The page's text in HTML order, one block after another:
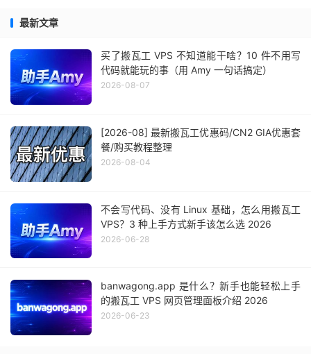
最新文章
买了搬瓦工 VPS 不知道能干啥？10 件不用写
代码就能玩的事（用 Amy 一句话搞定）
2026-08-07
[2026-08] 最新搬瓦工优惠码/CN2 GIA优惠套
餐/购买教程整理
2026-08-04
不会写代码、没有 Linux 基础，怎么用搬瓦工
VPS？3 种上手方式新手该怎么选 2026
2026-06-28
banwagong.app 是什么？新手也能轻松上手
的搬瓦工 VPS 网页管理面板介绍 2026
2026-06-23